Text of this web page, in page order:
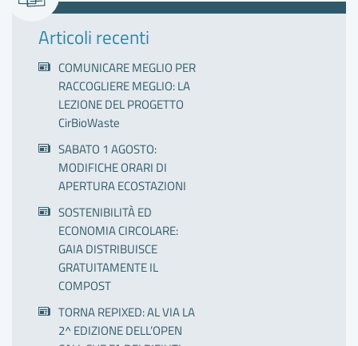
Articoli recenti
COMUNICARE MEGLIO PER
RACCOGLIERE MEGLIO: LA
LEZIONE DEL PROGETTO
CirBioWaste
SABATO 1 AGOSTO:
MODIFICHE ORARI DI
APERTURA ECOSTAZIONI
SOSTENIBILITÀ ED
ECONOMIA CIRCOLARE:
GAIA DISTRIBUISCE
GRATUITAMENTE IL
COMPOST
TORNA REPIXED: AL VIA LA
2^ EDIZIONE DELL’OPEN